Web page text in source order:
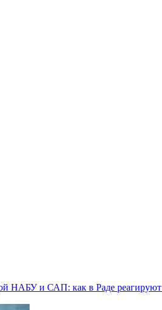
НАБУ и САП: как в Раде реагируют